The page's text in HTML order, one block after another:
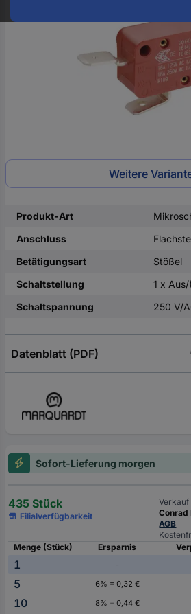
Weitere
Produkt-Art
Anschluss
Betätigungsart
Stößel
Schaltstellung
1 x Aus/
Schaltspannung
250 V/
Datenblatt (PDF)
Sofort-Lieferung morgen
435 Stück
Filialverfügbarkeit
Verkauf
Conrad
AGB
Menge (Stück)
Ersparnis
1 -
5
6% = 0,32 €
10
8% = 0,44 €